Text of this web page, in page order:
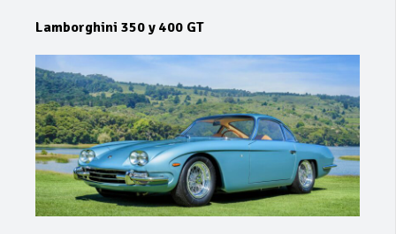
Lamborghini 350 y 400 GT